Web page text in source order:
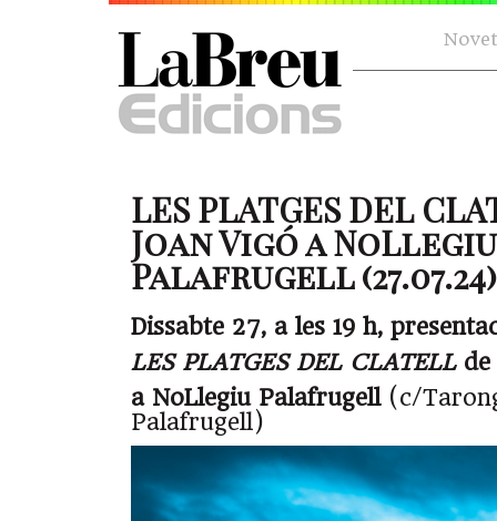
LES PLATGES DEL
Joan Vigó a NoLlegiu
Palafrugell (27.07.24)
Dissabte 27, a les 19 h,
LES PLATGES DEL CLATELLde
a NoLlegiu Palafrugell(c/
Palafrugell)